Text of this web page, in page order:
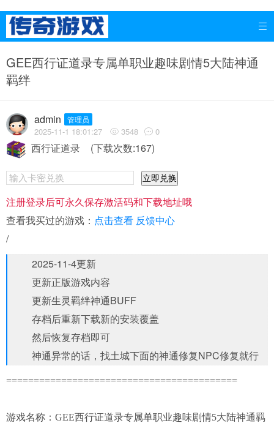

GEE西行证道录专属单职业趣味剧情5大陆神通
羁绊
admin 管理员
2025-11-1 18:01:27  3548  0
西行证道录 (下载次数:167)
立即兑换
注册登录后可永久保存激活码和下载地址哦
查看我买过的游戏： 点击查看 反馈中心
/
2025-11-4更新
更新正版游戏内容
更新生灵羁绊神通BUFF
存档后重新下载新的安装覆盖
然后恢复存档即可
神通异常的话，找土城下面的神通修复NPC修复就行
==========================================
游戏名称：GEE西行证道录专属单职业趣味剧情5大陆神通羁